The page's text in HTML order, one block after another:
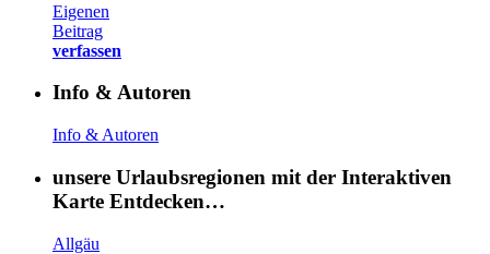
Eigenen
Beitrag
verfassen
Info & Autoren
Info & Autoren
unsere Urlaubsregionen mit der Interaktiven
Karte Entdecken…
Allgäu